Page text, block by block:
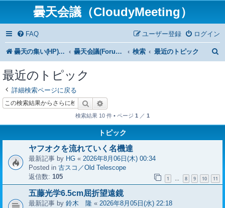
曇天会議（CloudyMeeting）
FAQ ログイン
ユーザー登録
曇天の集い(HP)トップ 曇天会議(Forum)トップ 検索 最近のトピック
最近のトピック
詳細検索ページに戻る
検索
検索結果 10 件 • ページ 1 ／ 1
トピック
ヤフオクを流れていく名機達
最新記事 by HG « 2026年8月06日(木) 00:34
Posted in 古スコ／Old Telescope
返信数: 105 1 … 8 9 10 11
五藤光学6.5cm屈折望遠鏡
最新記事 by 鈴木 隆 « 2026年8月05日(水) 22:18